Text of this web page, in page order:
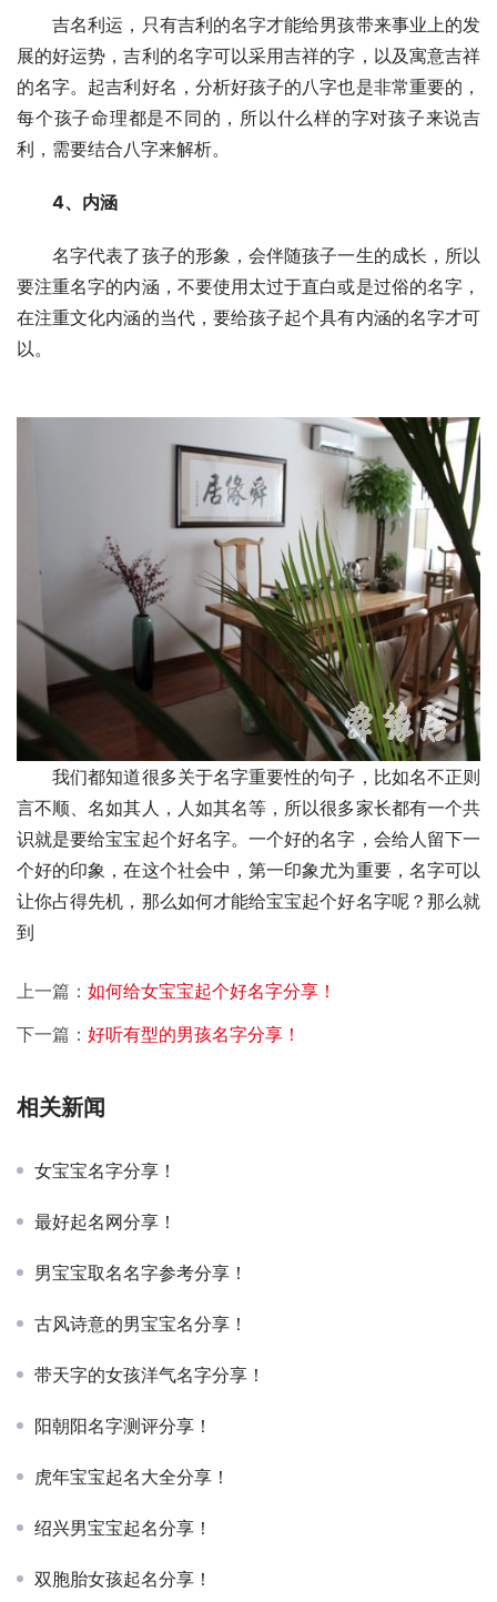
吉名利运，只有吉利的名字才能给男孩带来事业上的发
展的好运势，吉利的名字可以采用吉祥的字，以及寓意吉祥
的名字。起吉利好名，分析好孩子的八字也是非常重要的，
每个孩子命理都是不同的，所以什么样的字对孩子来说吉
利，需要结合八字来解析。
4、内涵
名字代表了孩子的形象，会伴随孩子一生的成长，所以
要注重名字的内涵，不要使用太过于直白或是过俗的名字，
在注重文化内涵的当代，要给孩子起个具有内涵的名字才可
以。
我们都知道很多关于名字重要性的句子，比如名不正则
言不顺、名如其人，人如其名等，所以很多家长都有一个共
识就是要给宝宝起个好名字。一个好的名字，会给人留下一
个好的印象，在这个社会中，第一印象尤为重要，名字可以
让你占得先机，那么如何才能给宝宝起个好名字呢？那么就
到
上一篇： 如何给女宝宝起个好名字分享！
下一篇： 好听有型的男孩名字分享！
相关新闻
女宝宝名字分享！
最好起名网分享！
男宝宝取名名字参考分享！
古风诗意的男宝宝名分享！
带天字的女孩洋气名字分享！
阳朝阳名字测评分享！
虎年宝宝起名大全分享！
绍兴男宝宝起名分享！
双胞胎女孩起名分享！